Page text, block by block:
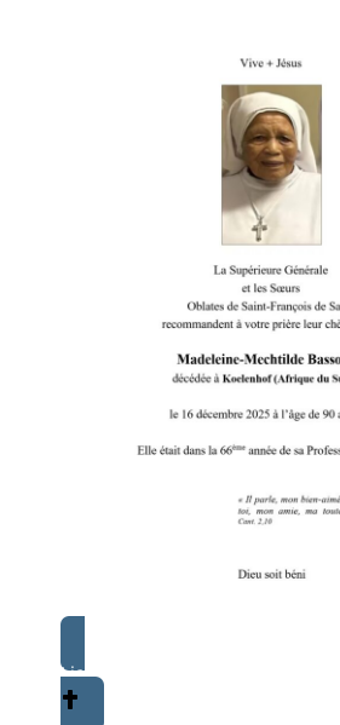
Lire sa notice biographique